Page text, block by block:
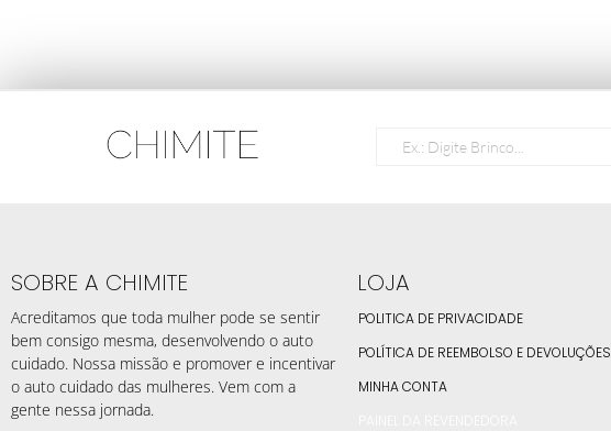
SOBRE A CHIMITE
Acreditamos que toda mulher pode se sentir
bem consigo mesma, desenvolvendo o auto
cuidado. Nossa missão e promover e incentivar
o auto cuidado das mulheres. Vem com a
gente nessa jornada.
LOJA
POLITICA DE PRIVACIDADE
POLÍTICA DE REEMBOLSO E DEVOLUÇÕES
MINHA CONTA